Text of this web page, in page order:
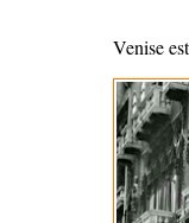
Venise